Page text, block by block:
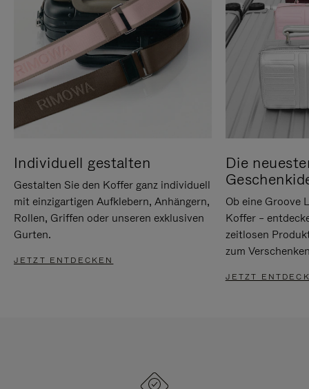
Individuell gestalten
Gestalten Sie den Koffer ganz individuell
mit einzigartigen Aufklebern, Anhängern,
Rollen, Griffen oder unseren exklusiven
Gurten.
JETZT ENTDECKEN
Die
Ob eine Groove
Koffer –
zeitlosen
zum
JETZT